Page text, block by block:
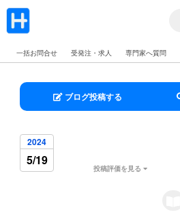
一括お問合せ 受発注・求人 専門家へ質問
ブログ投稿する
2024
5/19
投稿評価を見る